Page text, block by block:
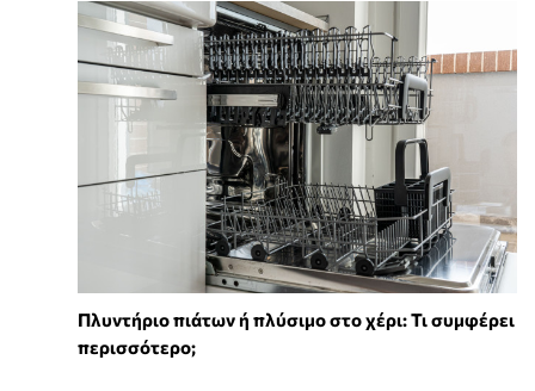
Πλυντήριο πιάτων ή πλύσιμο στο χέρι: Τι συμφέρει
περισσότερο;